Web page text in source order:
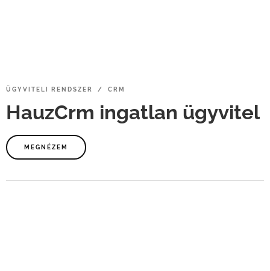
ÜGYVITELI RENDSZER / CRM
HauzCrm ingatlan ügyvitel
MEGNÉZEM